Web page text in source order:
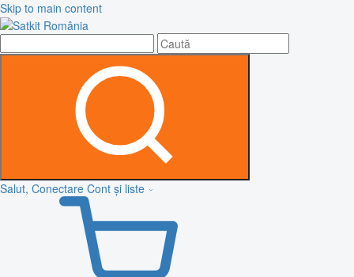
Skip to main content
Salut, Conectare Cont și liste